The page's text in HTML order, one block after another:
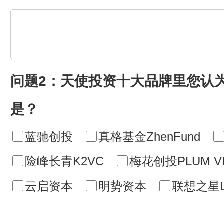
问题2：天使投资十大品牌里您认
是？
蓝驰创投
真格基金ZhenFund
险峰长青K2VC
梅花创投PLUM
云启资本
明势资本
联想之星